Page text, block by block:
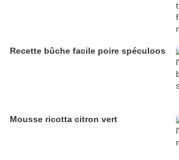
Recette bûche facile poire spéculoos
Mousse ricotta citron vert